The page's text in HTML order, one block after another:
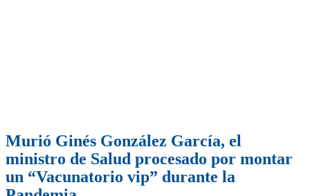
Murió Ginés González García, el
ministro de Salud procesado por montar
un “Vacunatorio vip” durante la